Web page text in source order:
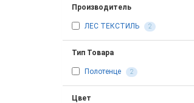
Производитель
ЛЕС ТЕКСТИЛЬ 2
Тип Товара
Полотенце 2
Цвет